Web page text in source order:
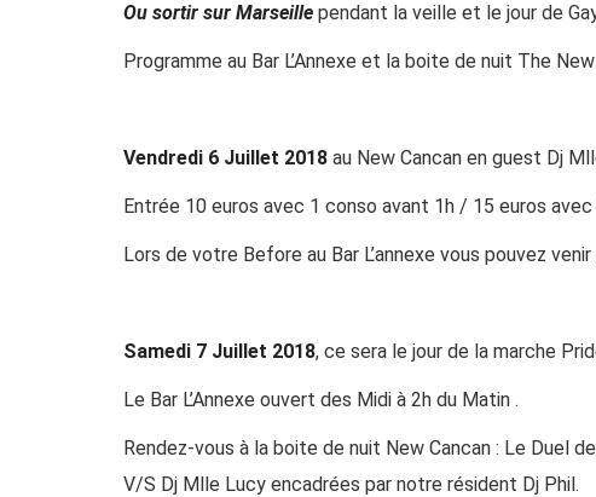
Ou sortir sur Marseille pendant la veille et le jour de
Programme au Bar L’Annexe et la boite de nuit The
Vendredi 6 Juillet 2018 au New Cancan en guest Dj
Entrée 10 euros avec 1 conso avant 1h / 15 euros
Lors de votre Before au Bar L’annexe vous pouvez
Samedi 7 Juillet 2018, ce sera le jour de la marche
Le Bar L’Annexe ouvert des Midi à 2h du Matin .
Rendez-vous à la boite de nuit New Cancan : Le Duel
V/S Dj Mlle Lucy encadrées par notre résident Dj Phil.